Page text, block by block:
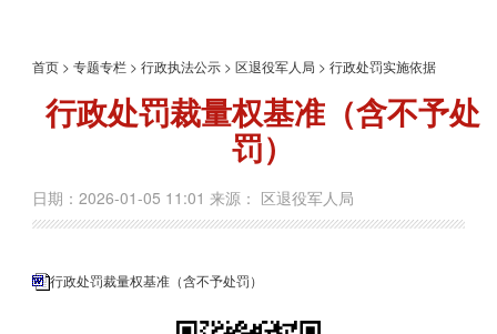
首页 >专题专栏 >行政执法公示 >区退役军人局 >行政处罚实施依据
行政处罚裁量权基准（含不予处
罚）
日期：2026-01-05 11:01 来源： 区退役军人局
行政处罚裁量权基准（含不予处罚）